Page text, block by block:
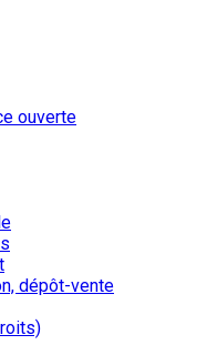
ouverte
dépôt-vente